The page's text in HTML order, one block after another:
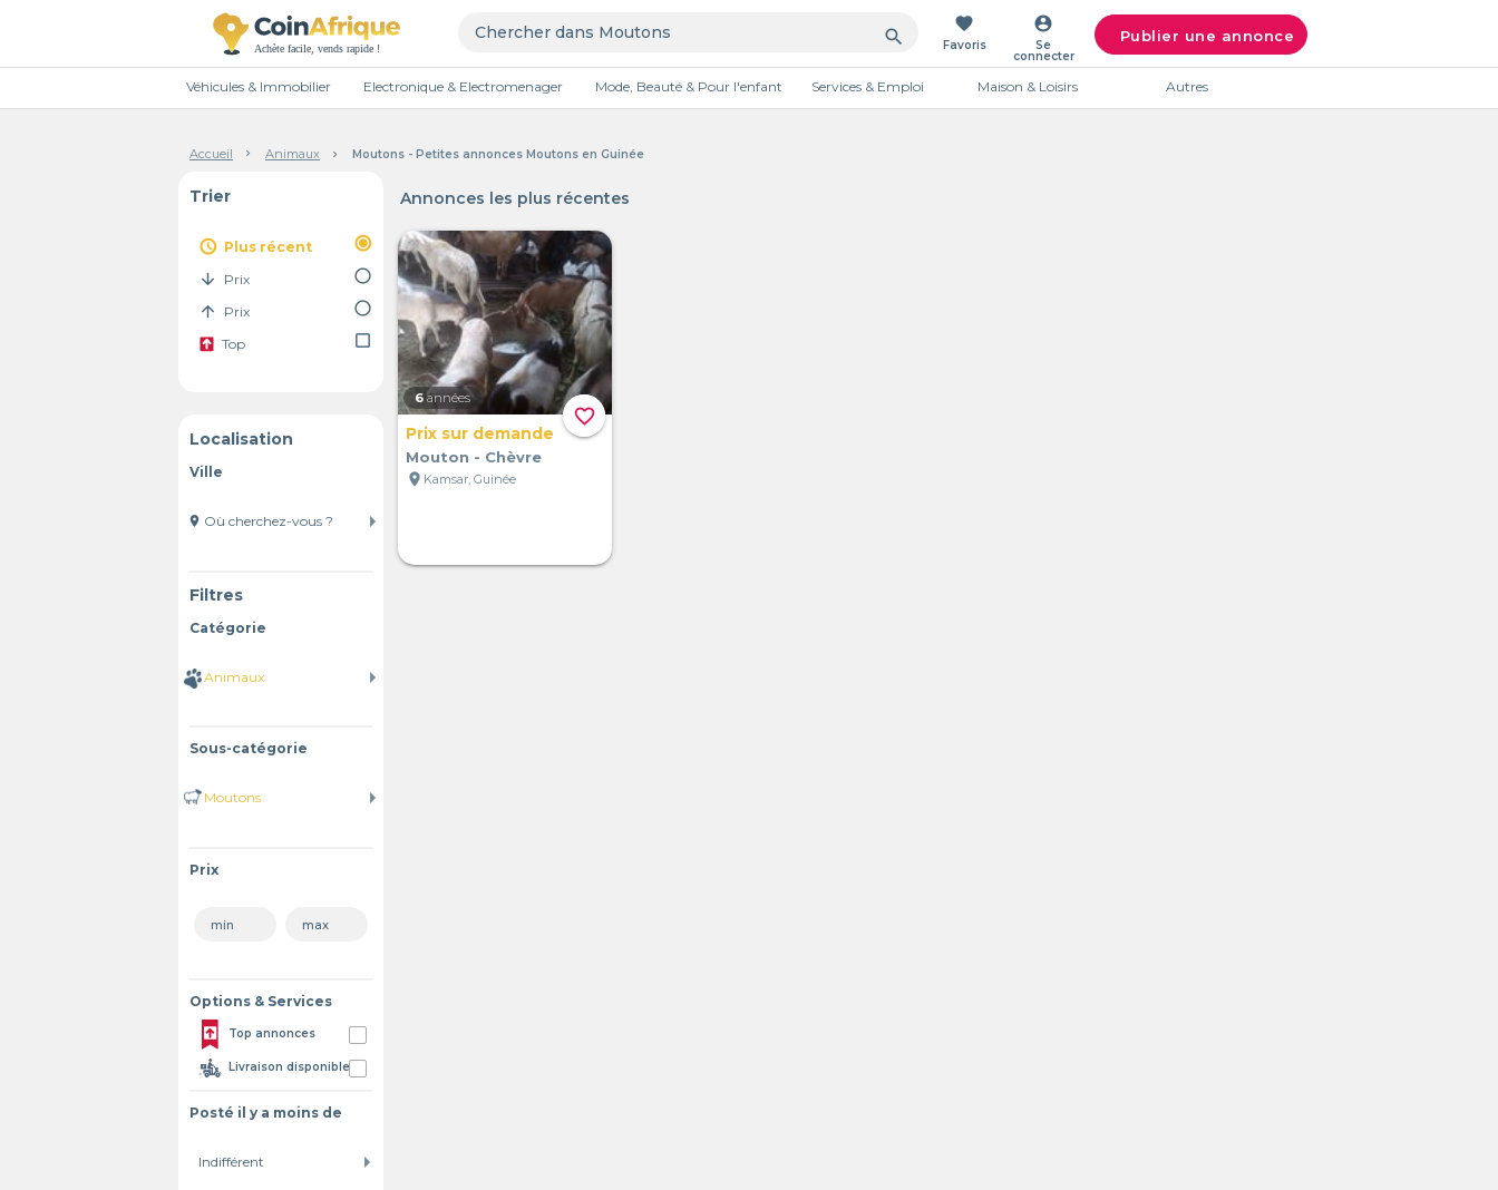
search
favorite
Favoris
account_circle
Se
connecter
Publier une annonce
Véhicules & Immobilier Electronique & Electromenager Mode, Beauté & Pour l'enfant Services & Emploi Maison & Loisirs Autres
Accueil Animaux Moutons - Petites annonces Moutons en Guinée
Trier
access_time Plus récent
radio_button_checked
arrow_downward
Prix
radio_button_unchecked
arrow_upward
Prix radio_button_unchecked
Top check_box_outline_blank
Localisation
Ville
location_on
Filtres
Catégorie
Sous-catégorie
Prix
Options & Services
Top annonces
Livraison disponible
Posté il y a moins de
Annonces les plus récentes
favorite_border
6 années
Prix sur demande
Mouton - Chèvre
location_on Kamsar, Guinée